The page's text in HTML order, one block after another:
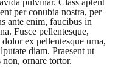
per conubia nostra, per
ante enim, faucibus in
Fusce pellentesque,
ex pellentesque urna,
diam. Praesent ut
non, ornare tortor.